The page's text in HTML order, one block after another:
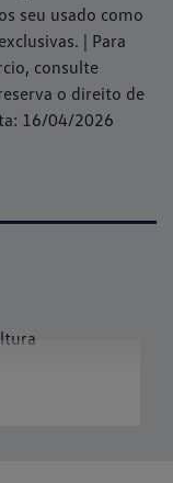
seu usado como
| Para
consulte
o direito de
16/04/2026